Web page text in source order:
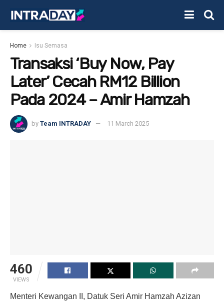
Home Isu Semasa
Transaksi ‘Buy Now, Pay
Later’ Cecah RM12 Billion
Pada 2024 – Amir Hamzah
by Team INTRADAY 11 March 2025
460
VIEWS
Menteri Kewangan II, Datuk Seri Amir Hamzah Azizan